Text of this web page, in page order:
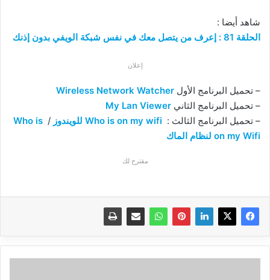
شاهد أيضا :
الحلقة 81 : إعرف من يتصل معك في نفس شبكة الويفي بدون إذنك
إعلان
– تحميل البرنامج الأول Wireless Network Watcher
– تحميل البرنامج الثاني My Lan Viewer
– تحميل البرنامج الثالث :
/
Who is
on my Wifi لنظام الماك
مقترح لك